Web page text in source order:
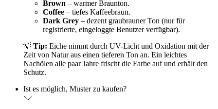
Brown – warmer Braunton.
Coffee – tiefes Kaffeebraun.
Dark Grey – dezent graubrauner Ton (nur für
registrierte, eingeloggte Benutzer verfügbar).
💡 Tip: Eiche nimmt durch UV-Licht und Oxidation mit der
Zeit von Natur aus einen tieferen Ton an. Ein leichtes
Nachölen alle paar Jahre frischt die Farbe auf und erhält den
Schutz.
Ist es möglich, Muster zu kaufen?